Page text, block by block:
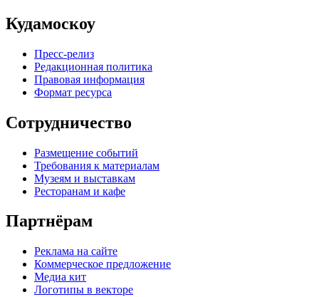
Кудамоскоу
Пресс-релиз
Редакционная политика
Правовая информация
Формат ресурса
Сотрудничество
Размещение событий
Требования к материалам
Музеям и выставкам
Ресторанам и кафе
Партнёрам
Реклама на сайте
Коммерческое предложение
Медиа кит
Логотипы в векторе